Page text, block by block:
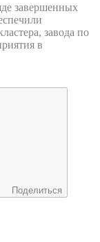
завершенных
завода по
в
Поделиться